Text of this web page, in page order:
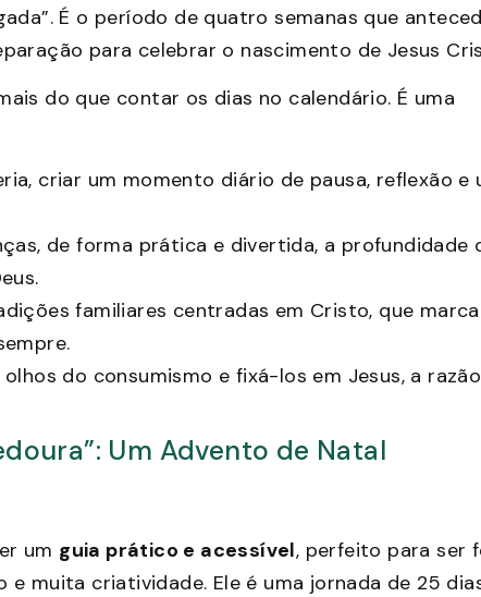
É o período de quatro semanas que
para celebrar o nascimento de Jesus
do que contar os dias no calendário. É uma
criar um momento diário de pausa, reflexão e
de forma prática e divertida, a profundidade
familiares centradas em Cristo, que
olhos do consumismo e fixá-los em Jesus, a
Um Advento de Natal
um guia prático e acessível, perfeito para ser
muita criatividade. Ele é uma jornada de 25